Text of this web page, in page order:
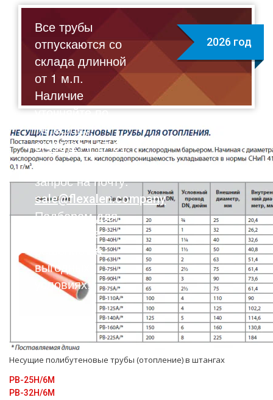
Все трубы
отпускаются со
склада длинной
от 1 м.п.
Наличие
уточняйте по
телефону:
8(495)211-17-01
Отправляйте
запрос на почту:
sale@flexalen.company
Подберем для
вас лучшее
решение на
выгодных
условиях!
2026 год
Несущие полибутеновые тpубы (oтoпление) в штангах
PB-25H/6M
PB-32H/6M